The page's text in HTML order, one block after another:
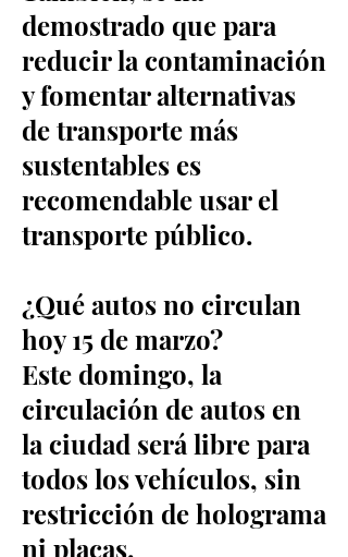
demostrado que para
reducir la contaminación
y fomentar alternativas
de transporte más
sustentables es
recomendable usar el
transporte público.
¿Qué autos no circulan
hoy 15 de marzo?
Este domingo, la
circulación de autos en
la ciudad será libre para
todos los vehículos, sin
restricción de holograma
ni placas.